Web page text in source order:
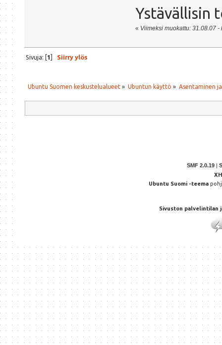
Ystävällisin
« Viimeksi muokattu: 31.08.07
Sivuja: [1] Siirry ylös
Ubuntu Suomen keskustelualueet » Ubuntun käyttö » Asentaminen
SMF 2.0.19 |
Ubuntu Suomi -teema
Sivuston palvelintilan